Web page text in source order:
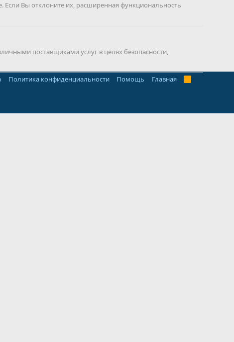
Политика конфиденциальности Помощь Главная
R
Вы отклоните их, расширенная функциональность
поставщиками услуг в целях безопасности,